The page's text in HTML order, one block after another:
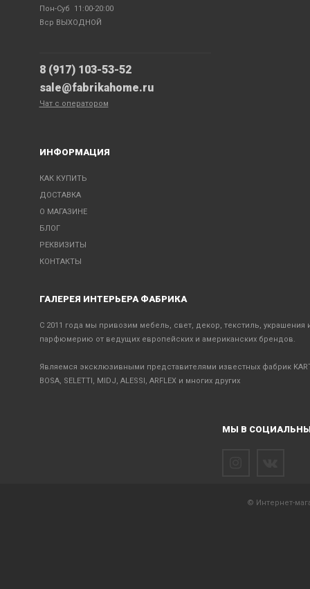
Пон-Суб 11:00-20:00
Вср ВЫХОДНОЙ
8 (917) 103-53-52
sale@fabrikahome.ru
Чат с оператором
ИНФОРМАЦИЯ
КАК КУПИТЬ
ДОСТАВКА
О МАГАЗИНЕ
БЛОГ
РЕКВИЗИТЫ
КОНТАКТЫ
ГАЛЕРЕЯ ИНТЕРЬЕРА ФАБРИКА
С 2011 года мы привозим мебель, свет, декор, текстиль, украшения
парфюмерию от ведущих европейских и американских брендов.
Являемся эксклюзивными представителями известных фабрик
BOSA, SELETTI, MIDJ, ALESSI, ARFLEX и многих других
МЫ В
© Интернет-